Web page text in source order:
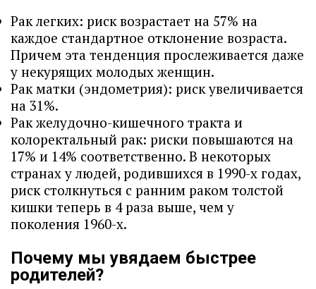
Рак легких: риск возрастает на 57% на
каждое стандартное отклонение возраста.
Причем эта тенденция прослеживается даже
у некурящих молодых женщин.
Рак матки (эндометрия): риск увеличивается
на 31%.
Рак желудочно-кишечного тракта и
колоректальный рак: риски повышаются на
17% и 14% соответственно. В некоторых
странах у людей, родившихся в 1990-х годах,
риск столкнуться с ранним раком толстой
кишки теперь в 4 раза выше, чем у
поколения 1960-х.
Почему мы увядаем быстрее
родителей?